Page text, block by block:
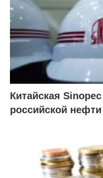
Китайская
российской нефти